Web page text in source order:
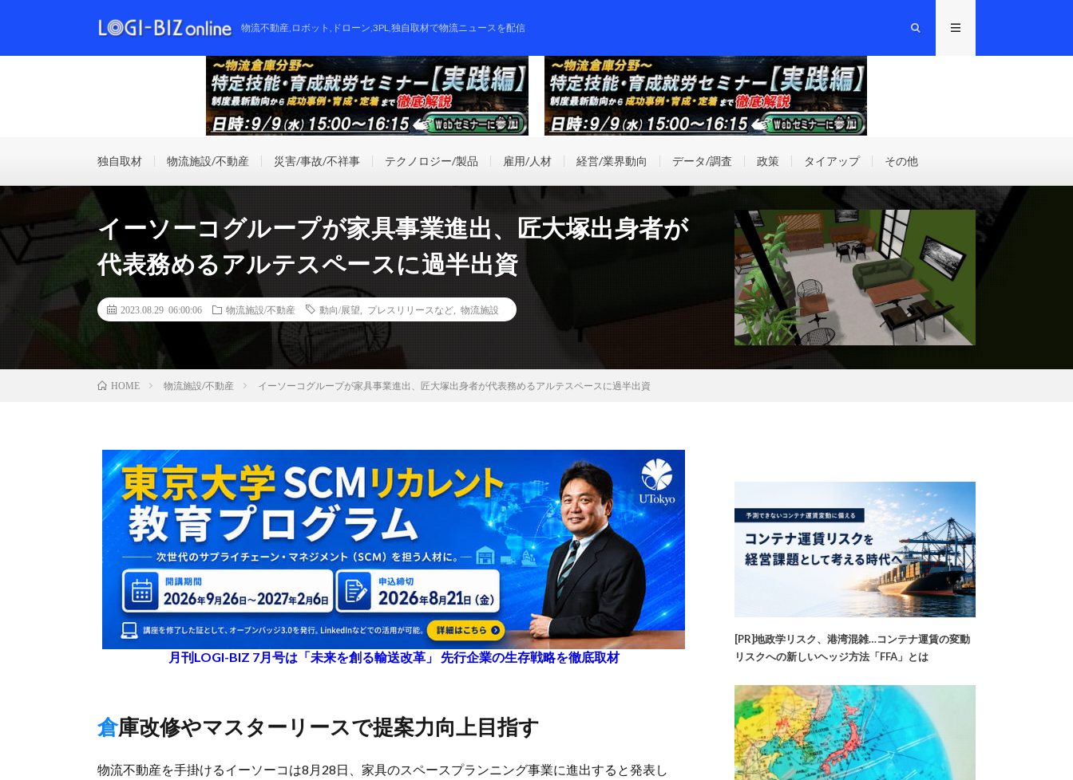
物流不動産,ロボット,ドローン,3PL,独自取材で物流ニュースを配信
独自取材 物流施設/不動産 災害/事故/不祥事 テクノロジー/製品 雇用/人材 経営/業界動向 データ/調査 政策 タイアップ その他
イーソーコグループが家具事業進出、匠大塚出身者が
代表務めるアルテスペースに過半出資
2023.08.29 06:00:06 物流施設/不動産 動向/展望 プレスリリースなど 物流施設
HOME 物流施設/不動産 イーソーコグループが家具事業進出、匠大塚出身者が代表務めるアルテスペースに過半出資
月刊LOGI-BIZ 7月号は「未来を創る輸送改革」 先行企業の生存戦略を徹底取材
倉庫改修やマスターリースで提案力向上目指す
物流不動産を手掛けるイーソーコは8月28日、家具のスペースプランニング事業に進出すると発表し
[PR]地政学リスク、港湾混雑…コンテナ運賃の変動
リスクへの新しいヘッジ方法「FFA」とは